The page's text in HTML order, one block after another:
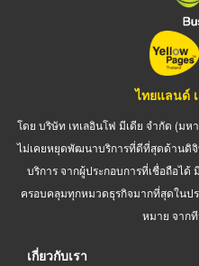
ไทยแลนด์
โดย บริษัท เทเลอินโฟ มีเดีย จำกัด (มห
ไม่เคยหยุดพัฒนาบริการที่ดีที่สุดด้านดิจิ
บริการ จากผู้ประกอบการที่เชื่อถือไ
ครอบคลุมทุกหมวดธุรกิจมากที่สุดในป
หมาย จาก
เกี่ยวกับเรา